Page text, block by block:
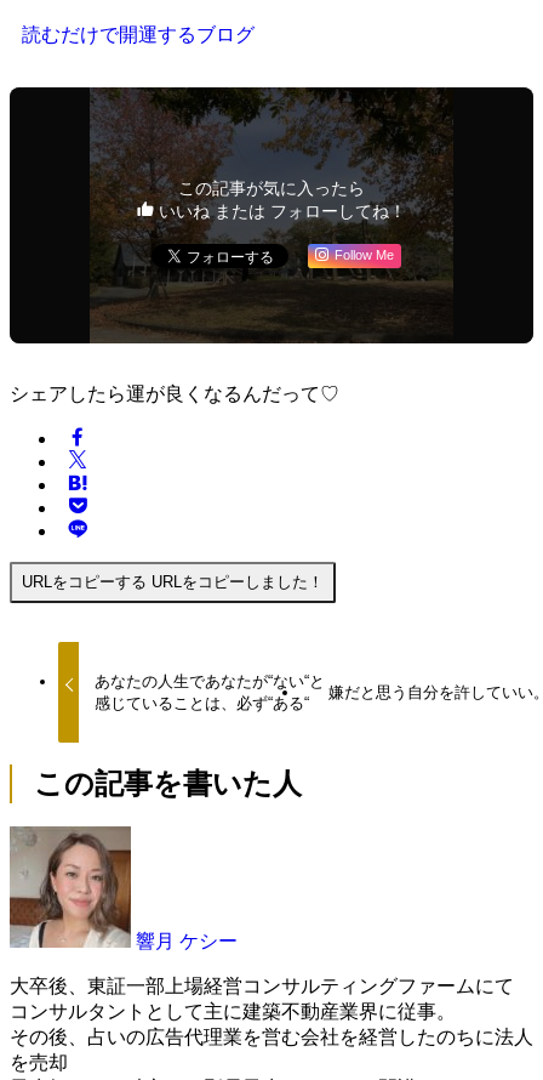
読むだけで開運するブログ
この記事が気に入ったら
いいね または フォローしてね！
Follow Me
シェアしたら運が良くなるんだって♡
URLをコピーする URLをコピーしました！
あなたの人生であなたが“ない“と
感じていることは、必ず“ある“
嫌だと思う自分を許していい
この記事を書いた人
響月 ケシー
大卒後、東証一部上場経営コンサルティングファームにて
コンサルタントとして主に建築不動産業界に従事。
その後、占いの広告代理業を営む会社を経営したのちに法人
を売却